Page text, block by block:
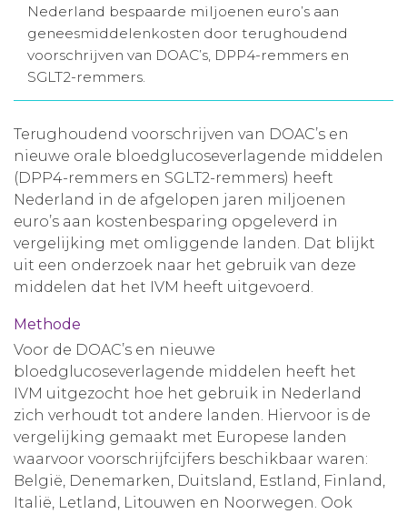
Aanmelden nieuwsbrief
Toegang leeromgeving
Nederland bespaarde miljoenen euro’s aan
geneesmiddelenkosten door terughoudend
voorschrijven van DOAC’s, DPP4-remmers en
SGLT2-remmers.
Terughoudend voorschrijven van DOAC’s en
nieuwe orale bloedglucoseverlagende middelen
(DPP4-remmers en SGLT2-remmers) heeft
Nederland in de afgelopen jaren miljoenen
euro’s aan kostenbesparing opgeleverd in
vergelijking met omliggende landen. Dat blijkt
uit een onderzoek naar het gebruik van deze
middelen dat het IVM heeft uitgevoerd.
Methode
Voor de DOAC’s en nieuwe
bloedglucoseverlagende middelen heeft het
IVM uitgezocht hoe het gebruik in Nederland
zich verhoudt tot andere landen. Hiervoor is de
vergelijking gemaakt met Europese landen
waarvoor voorschrijfcijfers beschikbaar waren:
België, Denemarken, Duitsland, Estland, Finland,
Italië, Letland, Litouwen en Noorwegen. Ook